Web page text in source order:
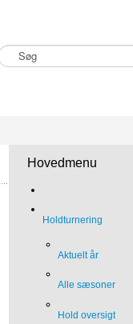
Hovedmenu
Holdturnering
Aktuelt år
Alle sæsoner
Hold oversigt